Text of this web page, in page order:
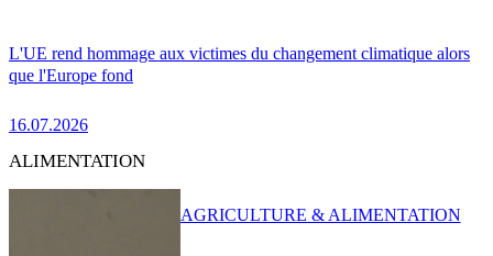
L'UE rend hommage aux victimes du changement climatique alors
que l'Europe fond
16.07.2026
ALIMENTATION
AGRICULTURE & ALIMENTATION